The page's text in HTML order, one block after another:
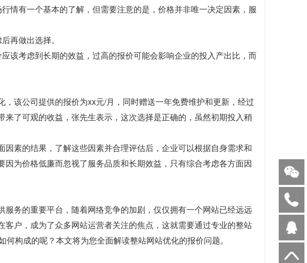
情有一个基本的了解，但需要注意的是，价格并非唯一决定因素，服
再做出选择。
该考虑到长期的效益，过高的报价可能会影响企业的投入产出比，而
该公司提供的报价为xx元/月，同时赠送一年免费维护和更新，经过
了可观的收益，张先生表示，这次选择是正确的，虽然初期投入稍
素的结果，了解这些因素并合理评估后，企业可以根据自身需求和
为价格低廉而忽视了服务品质和长期效益，只有综合考虑各方面因
务的重要平台，随着网络竞争的加剧，仅仅拥有一个网站已经远远
户，成为了众多网站运营者关注的焦点，这就需要通过专业的整站
构成的呢？本文将为您全面解读整站网站优化的报价问题。